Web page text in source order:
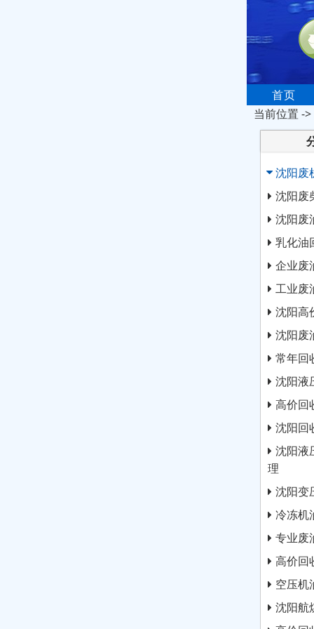
首页
当前位置 ->
沈阳废
沈阳废
沈阳废
乳化油
企业废
工业废
沈阳高
沈阳废
常年回
沈阳液
高价回
沈阳回
沈阳液
理
沈阳变
冷冻机
专业废
高价回
空压机
沈阳航